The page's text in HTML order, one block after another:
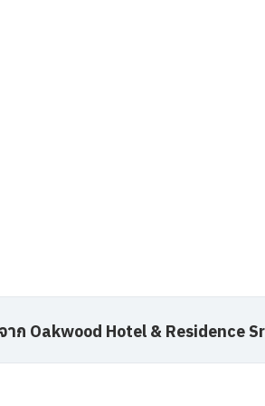
าก Oakwood Hotel & Residence